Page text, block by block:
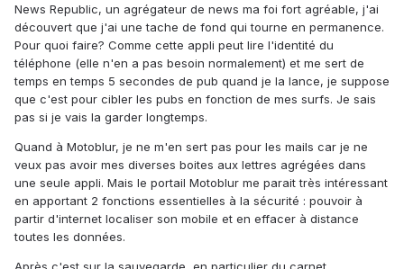
News Republic, un agrégateur de news ma foi fort agréable, j'ai
découvert que j'ai une tache de fond qui tourne en permanence.
Pour quoi faire? Comme cette appli peut lire l'identité du
téléphone (elle n'en a pas besoin normalement) et me sert de
temps en temps 5 secondes de pub quand je la lance, je suppose
que c'est pour cibler les pubs en fonction de mes surfs. Je sais
pas si je vais la garder longtemps.
Quand à Motoblur, je ne m'en sert pas pour les mails car je ne
veux pas avoir mes diverses boites aux lettres agrégées dans
une seule appli. Mais le portail Motoblur me parait très intéressant
en apportant 2 fonctions essentielles à la sécurité : pouvoir à
partir d'internet localiser son mobile et en effacer à distance
toutes les données.